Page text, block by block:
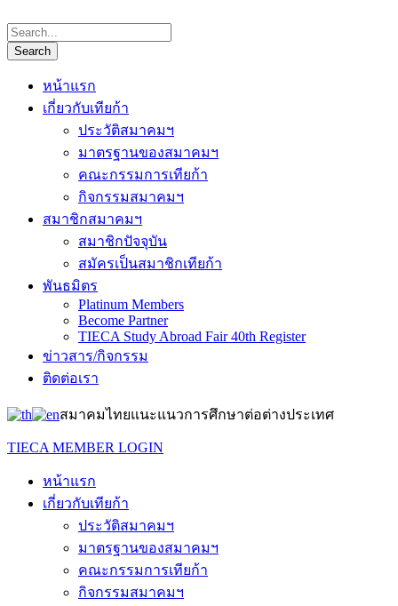
หน้าแรก
เกี่ยวกับเทียก้า
ประวัติสมาคมฯ
มาตรฐานของสมาคมฯ
คณะกรรมการเทียก้า
กิจกรรมสมาคมฯ
สมาชิกสมาคมฯ
สมาชิกปัจจุบัน
สมัครเป็นสมาชิกเทียก้า
พันธมิตร
Platinum Members
Become Partner
TIECA Study Abroad Fair 40th Register
ข่าวสาร/กิจกรรม
ติดต่อเรา
สมาคมไทยแนะแนวการศึกษาต่อต่างประเทศ
TIECA MEMBER LOGIN
หน้าแรก
เกี่ยวกับเทียก้า
ประวัติสมาคมฯ
มาตรฐานของสมาคมฯ
คณะกรรมการเทียก้า
กิจกรรมสมาคมฯ